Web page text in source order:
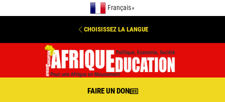
Français ▼
CHOISISSEZ LA LANGUE
FAIRE UN DON